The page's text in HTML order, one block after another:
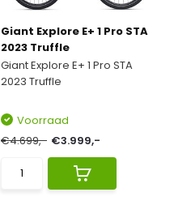
Giant Explore E+ 1 Pro STA
2023 Truffle
Giant Explore E+ 1 Pro STA
2023 Truffle
Voorraad
€4.699,- €3.999,-